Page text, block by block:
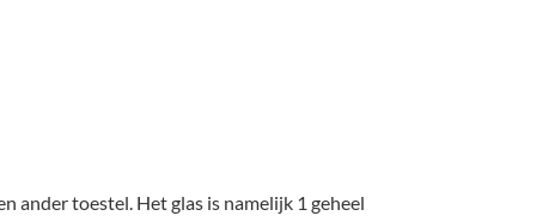
ander toestel. Het glas is namelijk 1 geheel